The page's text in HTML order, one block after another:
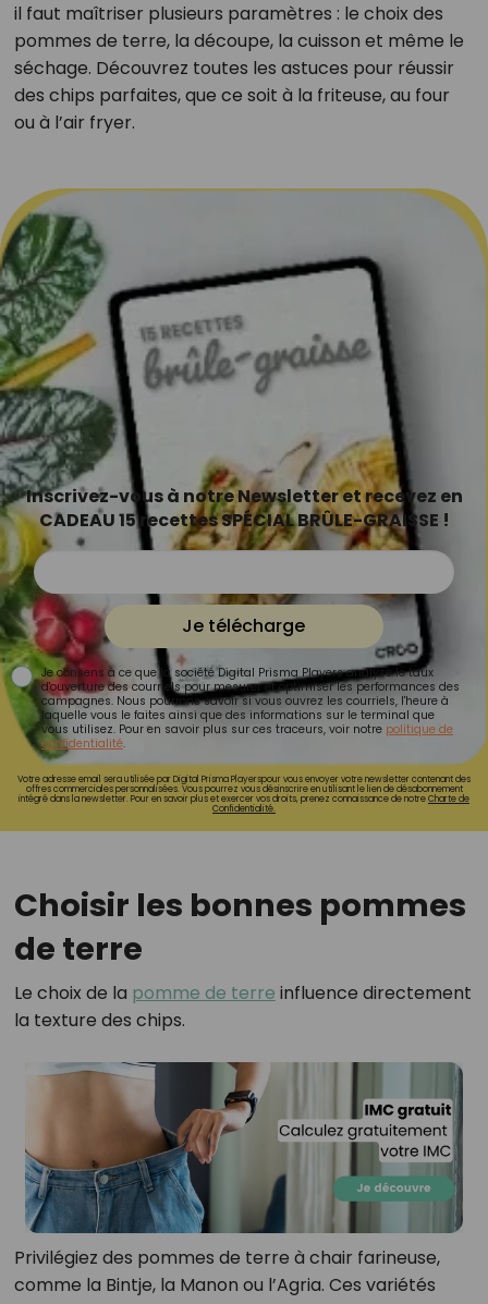
il faut maîtriser plusieurs paramètres : le choix des
pommes de terre, la découpe, la cuisson et même le
séchage. Découvrez toutes les astuces pour réussir
des chips parfaites, que ce soit à la friteuse, au four
ou à l’air fryer.
Inscrivez-vous à notre Newsletter et recevez en
CADEAU 15 recettes SPÉCIAL BRÛLE-GRAISSE !
Je télécharge
Je consens à ce que la société Digital Prisma Players analyse le taux
d'ouverture des courriels pour mesurer et optimiser les performances des
campagnes. Nous pourrons savoir si vous ouvrez les courriels, l'heure à
laquelle vous le faites ainsi que des informations sur le terminal que
vous utilisez. Pour en savoir plus sur ces traceurs, voir notre politique de
confidentialité.
Votre adresse email sera utilisée par Digital Prisma Playerspour vous envoyer votre newsletter contenant des
offres commerciales personnalisées. Vous pourrez vous désinscrire en utilisant le lien de désabonnement
intégré dans la newsletter. Pour en savoir plus et exercer vos droits, prenez connaissance de notreCharte de
Confidentialité.
Choisir les bonnes pommes
de terre
Le choix de la pomme de terre influence directement
la texture des chips.
Privilégiez des pommes de terre à chair farineuse,
comme la Bintje, la Manon ou l’Agria. Ces variétés